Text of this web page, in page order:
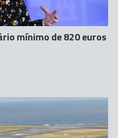
mínimo de 820 euros